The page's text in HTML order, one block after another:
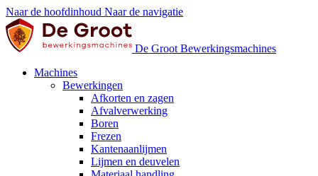
Naar de hoofdinhoud Naar de navigatie
De Groot Bewerkingsmachines
Machines
Bewerkingen
Afkorten en zagen
Afvalverwerking
Boren
Frezen
Kantenaanlijmen
Lijmen en deuvelen